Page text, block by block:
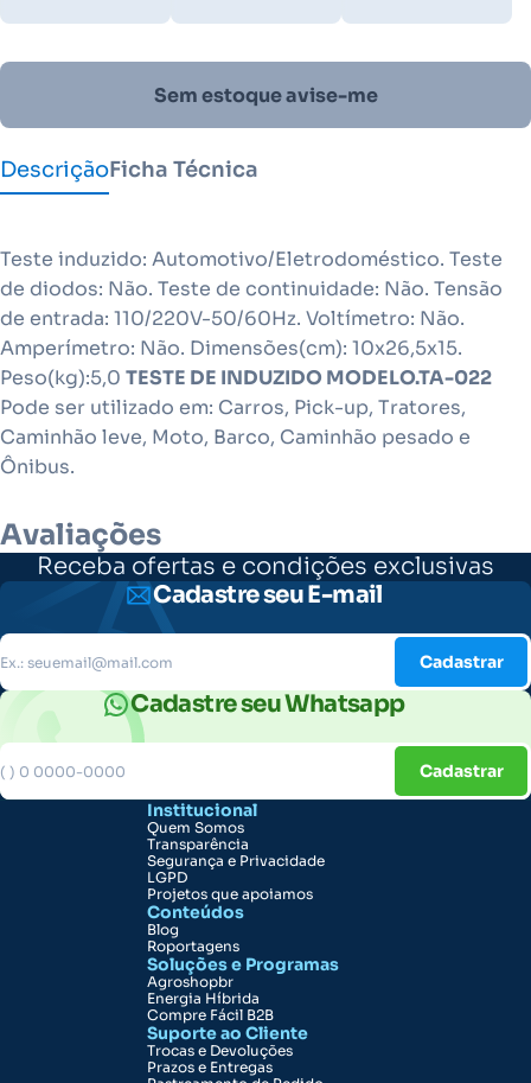
Sem estoque avise-me
DescriçãoFicha Técnica
Teste induzido: Automotivo/Eletrodoméstico. Teste
de diodos: Não. Teste de continuidade: Não. Tensão
de entrada: 110/220V-50/60Hz. Voltímetro: Não.
Amperímetro: Não. Dimensões(cm): 10x26,5x15.
Peso(kg):5,0 TESTE DE INDUZIDO MODELO.TA-022
Pode ser utilizado em: Carros, Pick-up, Tratores,
Caminhão leve, Moto, Barco, Caminhão pesado e
Ônibus.
Avaliações
Receba ofertas e condições exclusivas
Cadastre seu E-mail
Cadastrar
Cadastre seu Whatsapp
Cadastrar
Institucional
Quem Somos
Transparência
Segurança e Privacidade
LGPD
Projetos que apoiamos
Conteúdos
Blog
Roportagens
Soluções e Programas
Agroshopbr
Energia Híbrida
Compre Fácil B2B
Suporte ao Cliente
Trocas e Devoluções
Prazos e Entregas